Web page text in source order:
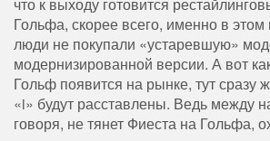
Гольфа, скорее всего, именно в этом
люди не покупали «устаревшую»
модернизированной версии. А вот
Гольф появится на рынке, тут сразу
«i» будут расставлены. Ведь между
говоря, не тянет Фиеста на Гольфа,